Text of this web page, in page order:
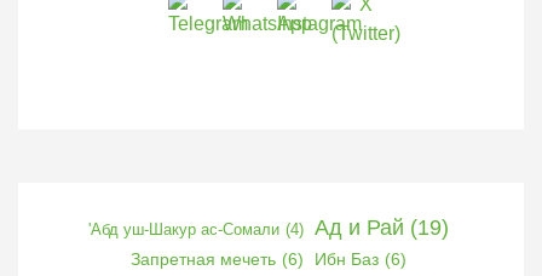
'Абд уш-Шакур ас-Сомали (4) Ад и Рай (19)
Запретная мечеть (6) Ибн Баз (6)